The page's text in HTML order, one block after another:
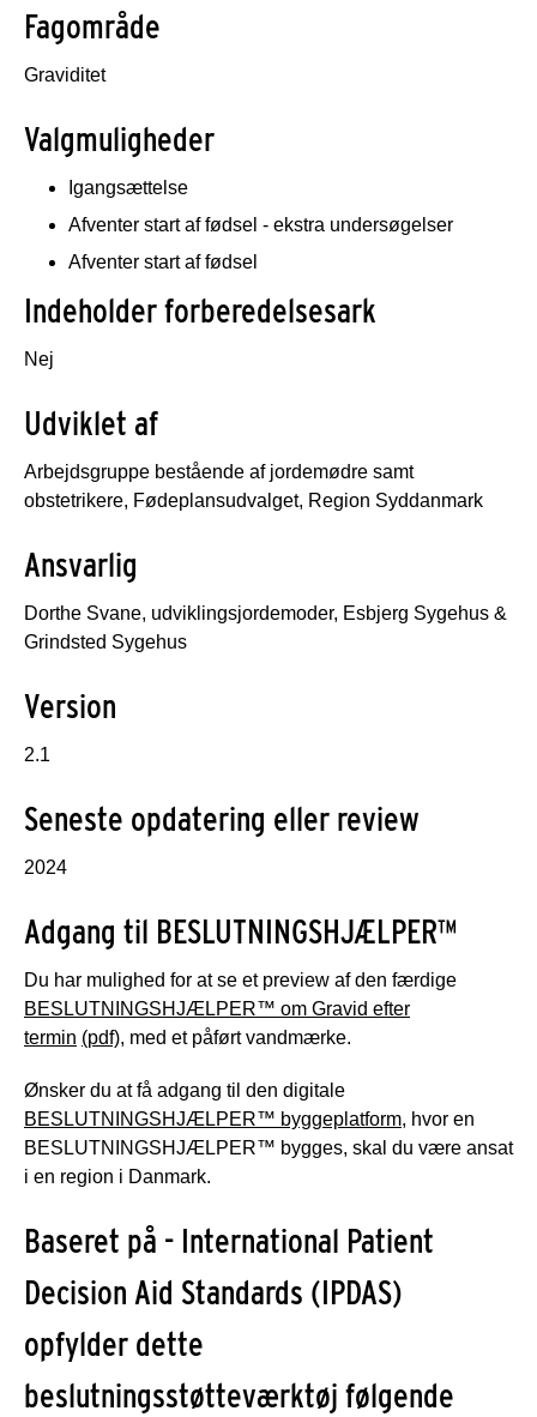
Fagområde
Graviditet
Valgmuligheder
Igangsættelse
Afventer start af fødsel - ekstra undersøgelser
Afventer start af fødsel
Indeholder forberedelsesark
Nej
Udviklet af
Arbejdsgruppe bestående af jordemødre samt
obstetrikere, Fødeplansudvalget, Region Syddanmark
Ansvarlig
Dorthe Svane, udviklingsjordemoder, Esbjerg Sygehus &
Grindsted Sygehus
Version
2.1
Seneste opdatering eller review
2024
Adgang til BESLUTNINGSHJÆLPER™
Du har mulighed for at se et preview af den færdige
BESLUTNINGSHJÆLPER™ om Gravid efter
termin (pdf), med et påført vandmærke.
Ønsker du at få adgang til den digitale
BESLUTNINGSHJÆLPER™ byggeplatform, hvor en
BESLUTNINGSHJÆLPER™ bygges, skal du være ansat
i en region i Danmark.
Baseret på - International Patient
Decision Aid Standards (IPDAS)
opfylder dette
beslutningsstøtteværktøj følgende